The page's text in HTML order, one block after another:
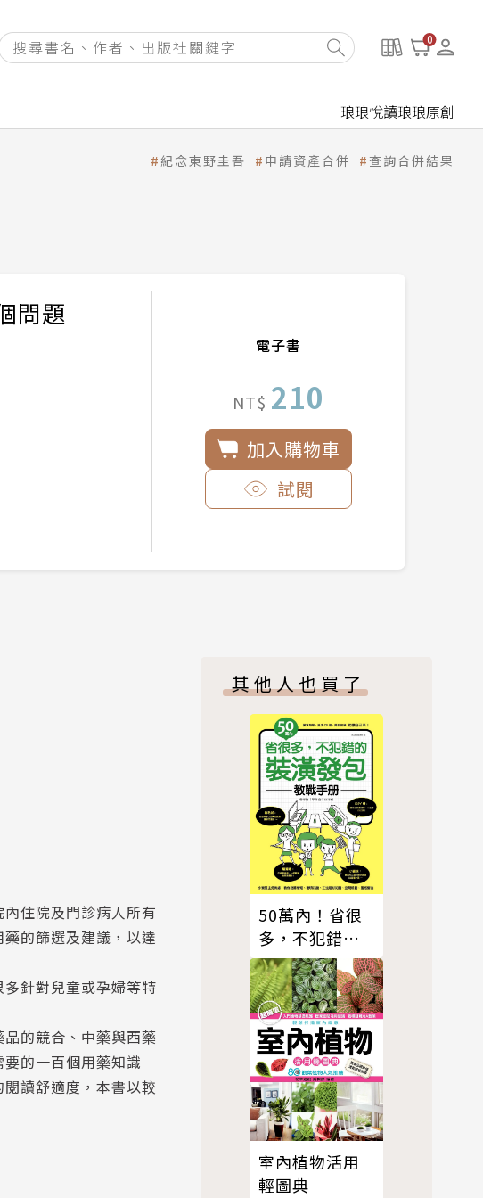
0
琅琅悅讀琅琅原創
紀念東野圭吾 申請資產合併 查詢合併結果
問題
電子書
NT$ 210
加入購物車
試閱
住院及門診病人所有
的篩選及建議，以達
針對兒童或孕婦等特
的競合、中藥與西藥
的一百個用藥知識
讀舒適度，本書以較
其他人也買了
50萬內！省很
多，不犯錯的
裝潢發包教戰
手冊
室內植物活用
輕圖典